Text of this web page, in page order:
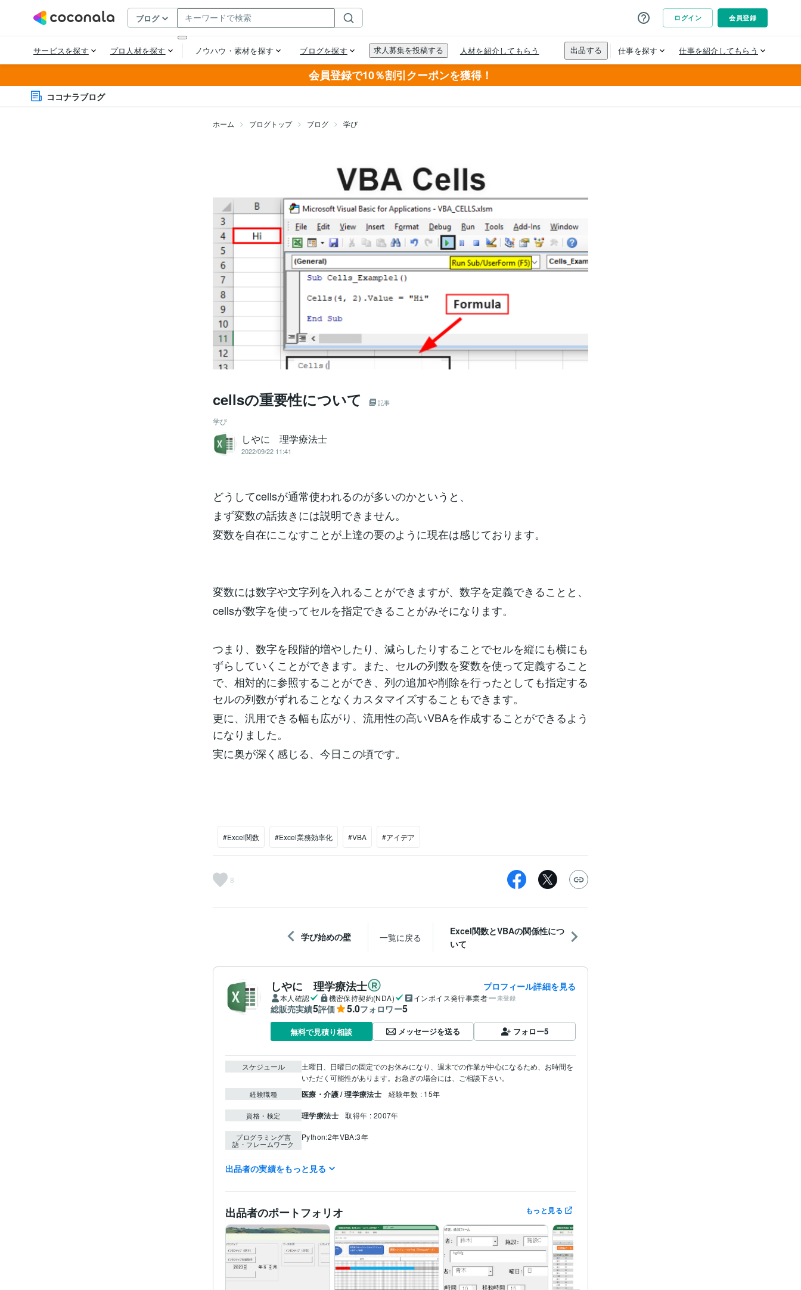
会員登録で10％割引クーポンを獲得！
ココナラブログ
ホーム ブログトップ ブログ 学び
cellsの重要性について 記事
学び
しやに 理学療法士
2022/09/22 11:41
どうしてcellsが通常使われるのが多いのかというと、
まず変数の話抜きには説明できません。
変数を自在にこなすことが上達の要のように現在は感じております。
変数には数字や文字列を入れることができますが、数字を定義できることと、
cellsが数字を使ってセルを指定できることがみそになります。
つまり、数字を段階的増やしたり、減らしたりすることでセルを縦にも横にも
ずらしていくことができます。また、セルの列数を変数を使って定義すること
で、相対的に参照することができ、列の追加や削除を行ったとしても指定する
セルの列数がずれることなくカスタマイズすることもできます。
更に、汎用できる幅も広がり、流用性の高いVBAを作成することができるよう
になりました。
実に奥が深く感じる、今日この頃です。
#Excel関数 #Excel業務効率化 #VBA #アイデア
8
学び始めの壁 一覧に戻る
Excel関数とVBAの関係性につ
いて
しやに 理学療法士 プロフィール詳細を見る
本人確認 機密保持契約(NDA) インボイス発行事業者 未登録
総販売実績5評価 5.0フォロワー5
無料で見積り相談 メッセージを送る フォロー5
スケジュール
土曜日、日曜日の固定でのお休みになり、週末での作業が中心になるため、お時間を
いただく可能性があります。お急ぎの場合には、ご相談下さい。
経験職種 医療・介護 / 理学療法士 経験年数 : 15年
資格・検定 理学療法士 取得年 : 2007年
プログラミング言
語・フレームワーク
Python:2年VBA:3年
得意分野 IT相談・システム開発
医療、介護
出品者の実績をもっと見る
出品者のポートフォリオ もっと見る